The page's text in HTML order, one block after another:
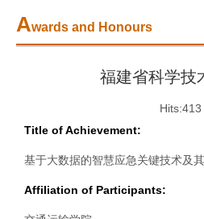
Awards and Honours
福建省科学技
Hits:413
Title of Achievement:
基于大数据的智慧应急关键技术及
Affiliation of Participants: